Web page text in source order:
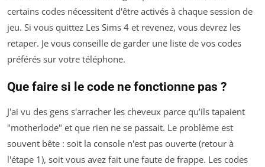
certains codes nécessitent d'être activés à chaque session de
jeu. Si vous quittez Les Sims 4 et revenez, vous devrez les
retaper. Je vous conseille de garder une liste de vos codes
préférés sur votre téléphone.
Que faire si le code ne fonctionne pas ?
J'ai vu des gens s'arracher les cheveux parce qu'ils tapaient
"motherlode" et que rien ne se passait. Le problème est
souvent bête : soit la console n'est pas ouverte (retour à
l'étape 1), soit vous avez fait une faute de frappe. Les codes